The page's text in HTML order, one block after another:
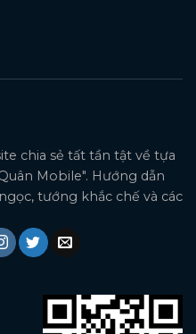
chia sẻ tất tần tật về tựa
Mobile". Hướng dẫn
tướng khắc chế và các